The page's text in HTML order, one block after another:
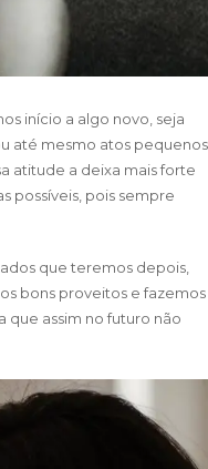
início a algo novo, seja
até mesmo atos pequenos
atitude a deixa mais forte
possíveis, pois sempre
que teremos depois,
bons proveitos e fazemos
que assim no futuro não